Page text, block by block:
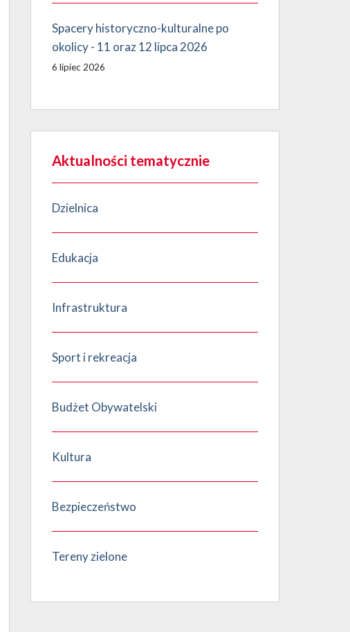
Spacery historyczno-kulturalne po
okolicy - 11 oraz 12 lipca 2026
6 lipiec 2026
Aktualności tematycznie
Dzielnica
Edukacja
Infrastruktura
Sport i rekreacja
Budżet Obywatelski
Kultura
Bezpieczeństwo
Tereny zielone